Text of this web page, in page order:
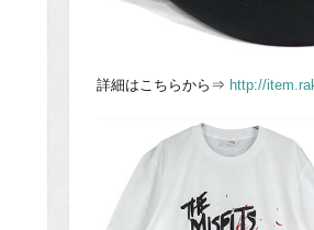
詳細はこちらから⇒ http://